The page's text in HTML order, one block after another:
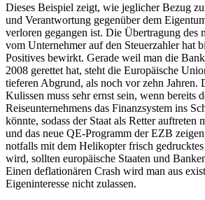
Dieses Beispiel zeigt, wie jeglicher Bezug
und Verantwortung gegenüber dem
verloren gegangen ist. Die Übertragung des
vom Unternehmer auf den Steuerzahler hat
Positives bewirkt. Gerade weil man die
2008 gerettet hat, steht die Europäische
tieferen Abgrund, als noch vor zehn Jahren.
Kulissen muss sehr ernst sein, wenn bereits
Reiseunternehmens das Finanzsystem ins
könnte, sodass der Staat als Retter auftreten
und das neue QE-Programm der EZB
notfalls mit dem Helikopter frisch
wird, sollten europäische Staaten und
Einen deflationären Crash wird man aus
Eigeninteresse nicht zulassen.